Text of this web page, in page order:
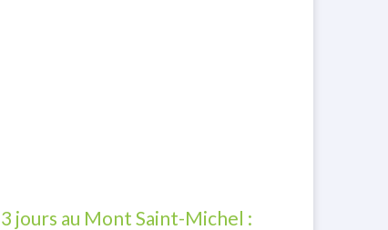
3 jours au Mont Saint-Michel :